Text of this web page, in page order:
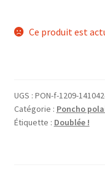
Ce produit est
UGS : PON-f-1209-
Catégorie : Poncho
Étiquette : Doublée !